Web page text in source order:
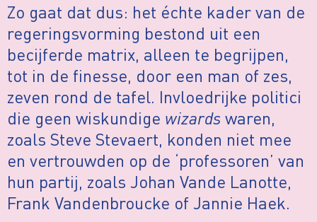
Zo gaat dat dus: het échte kader van de
regeringsvorming bestond uit een
becijferde matrix, alleen te begrijpen,
tot in de finesse, door een man of zes,
zeven rond de tafel. Invloedrijke politici
die geen wiskundige wizardswaren,
zoals Steve Stevaert, konden niet mee
en vertrouwden op de ‘professoren’ van
hun partij, zoals Johan Vande Lanotte,
Frank Vandenbroucke of Jannie Haek.